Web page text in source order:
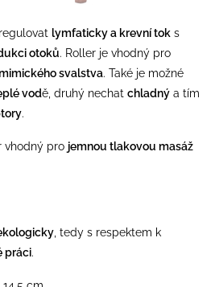
lymfaticky a krevní tok s
otoků. Roller je vhodný pro
svalstva. Také je možné
vodě, druhý nechat chladný a tím
.
vhodný pro jemnou tlakovou masáž
, tedy s respektem k
práci.